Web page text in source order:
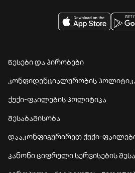
წესები და პირობები
კონფიდენციალურობის
ქუქი-ფაილების პოლიტიკა
შესაბამისობა
დააკონფიგურირეთ ქუქი-
კანონი ციფრული სერვისების